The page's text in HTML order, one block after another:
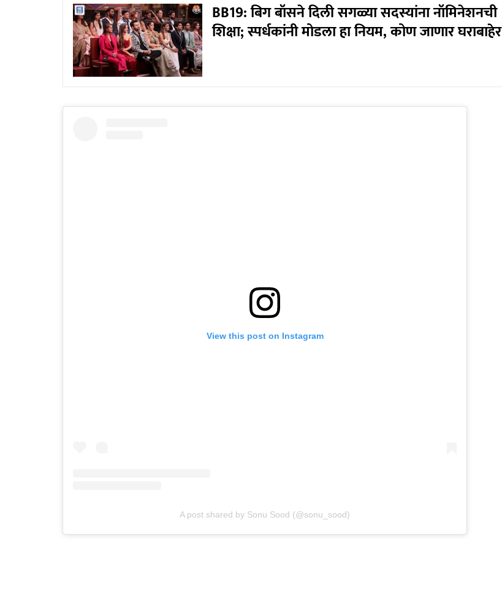
BB19: बिग बॉसने दिली सगळ्या सदस्यांना नॉमिनेशनची
शिक्षा; स्पर्धकांनी मोडला हा नियम, कोण जाणार घराबाहेर
View this post on Instagram
A post shared by Sonu Sood (@sonu_sood)